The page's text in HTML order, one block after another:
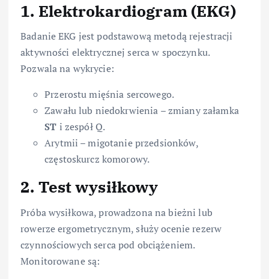
1. Elektrokardiogram (EKG)
Badanie EKG jest podstawową metodą rejestracji
aktywności elektrycznej serca w spoczynku.
Pozwala na wykrycie:
Przerostu mięśnia sercowego.
Zawału lub niedokrwienia – zmiany załamka
ST i zespół Q.
Arytmii – migotanie przedsionków,
częstoskurcz komorowy.
2. Test wysiłkowy
Próba wysiłkowa, prowadzona na bieżni lub
rowerze ergometrycznym, służy ocenie rezerw
czynnościowych serca pod obciążeniem.
Monitorowane są: